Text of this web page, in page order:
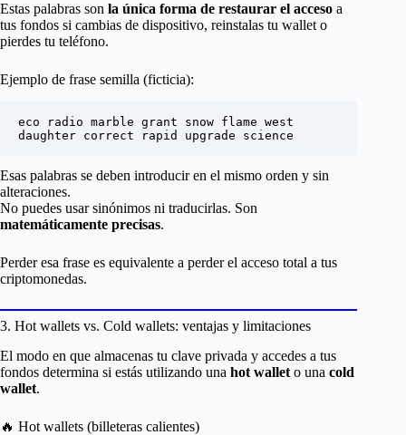
Estas palabras son la única forma de restaurar el acceso a
tus fondos si cambias de dispositivo, reinstalas tu wallet o
pierdes tu teléfono.
Ejemplo de frase semilla (ficticia):
eco radio marble grant snow flame west
Esas palabras se deben introducir en el mismo orden y sin
alteraciones.
No puedes usar sinónimos ni traducirlas. Son
matemáticamente precisas.
Perder esa frase es equivalente a perder el acceso total a tus
criptomonedas.
3. Hot wallets vs. Cold wallets: ventajas y limitaciones
El modo en que almacenas tu clave privada y accedes a tus
fondos determina si estás utilizando una hot wallet o una cold
wallet.
🔥 Hot wallets (billeteras calientes)